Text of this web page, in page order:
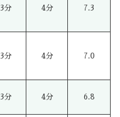
3分 4分 7.3
3分 4分 7.0
3分 4分 6.8